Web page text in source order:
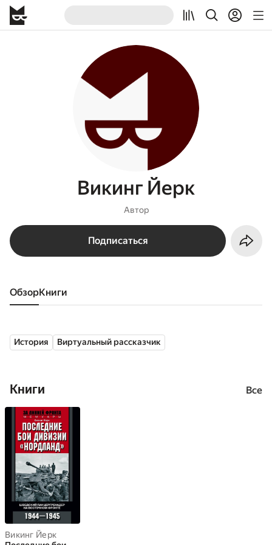
Викинг Йерк
Автор
Подписаться
Обзор книги
История Виртуальный рассказчик
Книги Все
Викинг Йерк